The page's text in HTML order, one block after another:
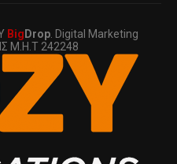
Big Drop. Digital Marketing
Μ.Η.Τ 242248